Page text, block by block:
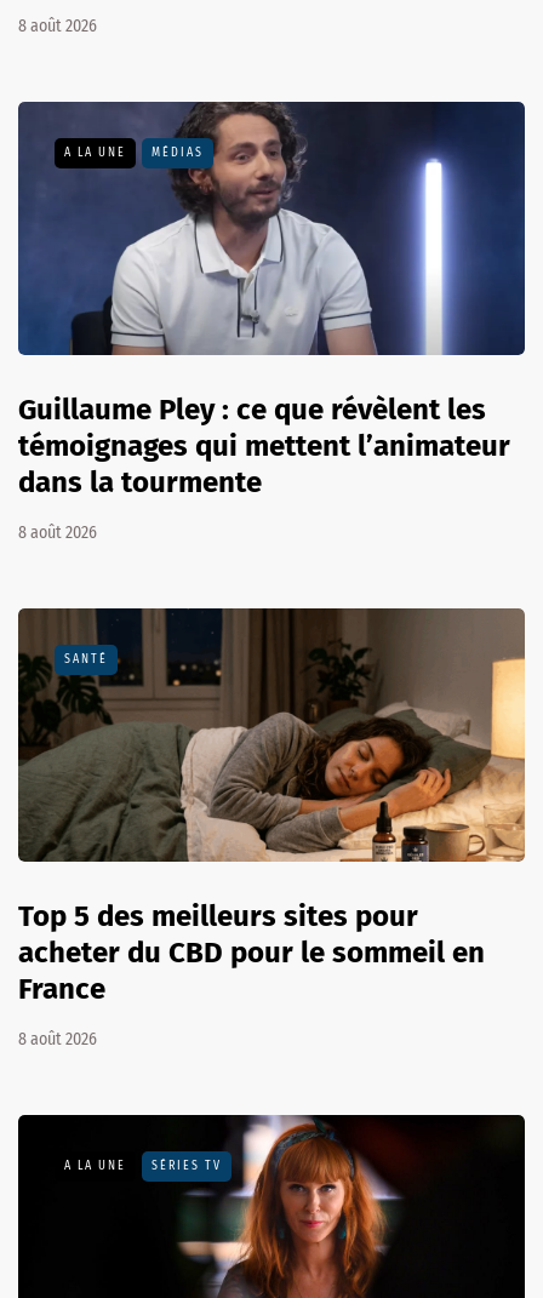
8 août 2026
A LA UNE MÉDIAS
Guillaume Pley : ce que révèlent les
témoignages qui mettent l’animateur
dans la tourmente
8 août 2026
SANTÉ
Top 5 des meilleurs sites pour
acheter du CBD pour le sommeil en
France
8 août 2026
A LA UNE SÉRIES TV